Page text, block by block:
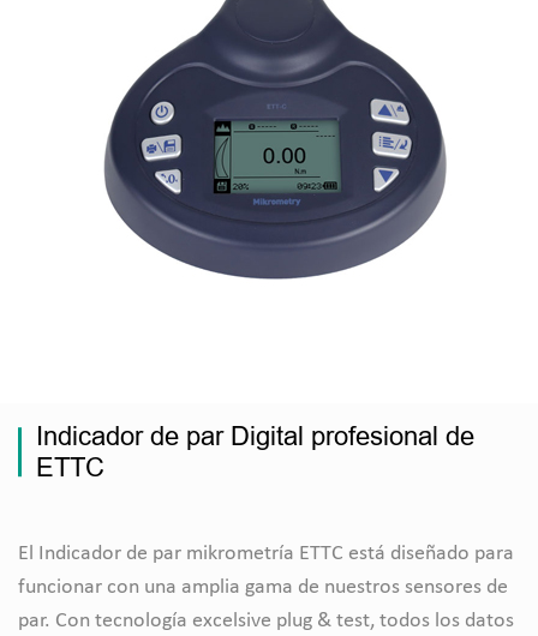
Indicador de par Digital profesional de
ETTC
El Indicador de par mikrometría ETTC está diseñado para
funcionar con una amplia gama de nuestros sensores de
par. Con tecnología excelsive plug & test, todos los datos